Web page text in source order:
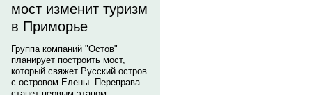
мост изменит туризм
в Приморье
Группа компаний "Остов"
планирует построить мост,
который свяжет Русский остров
с островом Елены. Переправа